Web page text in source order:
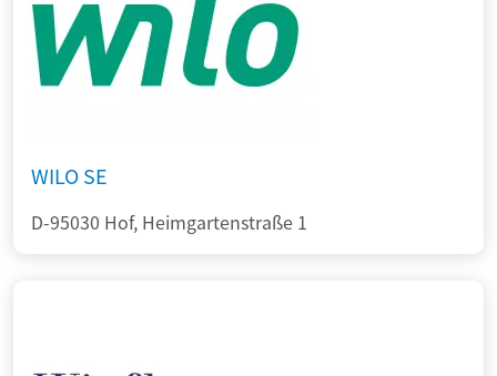
WILO SE
D-95030 Hof, Heimgartenstraße 1